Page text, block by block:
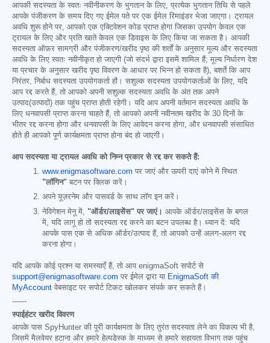
आपकी सदस्यता के स्वतः नवीनीकरण के भुगतान के लिए, प्रत्येक भुगतान तिथि से पहले
आपके पंजीकरण के समय दिए गए ईमेल पते पर एक ईमेल रिमाइंडर भेजा जाएगा। ट्रायल
अवधि शुरू होने पर, आपको एक एक्टिवेशन कोड प्राप्त होगा जिसका उपयोग केवल एक
ट्रायल के लिए और प्रति खाते केवल एक डिवाइस के लिए किया जा सकता है। आपकी
सदस्यता ऑफ़र सामग्री और पंजीकरण/खरीद पृष्ठ की शर्तों के अनुसार मूल्य और सदस्यता
अवधि के लिए स्वतः नवीनीकृत हो जाएगी (जो संदर्भ द्वारा इसमें शामिल हैं; मूल्य निर्धारण देश
या प्रचार के अनुसार खरीद पृष्ठ विवरण के आधार पर भिन्न हो सकता है), बशर्ते कि आप
निरंतर, निर्बाध सदस्यता उपयोगकर्ता हों। सशुल्क सदस्यता उपयोगकर्ताओं के लिए, यदि
आप रद्द करते हैं, तो आपको अपनी सशुल्क सदस्यता अवधि के अंत तक अपने
उत्पाद(उत्पादों) तक पहुंच प्राप्त होती रहेगी। यदि आप अपनी वर्तमान सदस्यता अवधि के
लिए धनवापसी प्राप्त करना चाहते हैं, तो आपको अपनी नवीनतम खरीद के 30 दिनों के
भीतर रद्द करना होगा और धनवापसी के लिए आवेदन करना होगा, और धनवापसी संसाधित
होते ही आपको पूर्ण कार्यक्षमता प्राप्त होना बंद हो जाएगी।
आप सदस्यता या ट्रायल अवधि को निम्न प्रकार से रद्द कर सकते हैं:
www.enigmasoftware.com पर जाएं और ऊपरी दाएं कोने में स्थित
"लॉगिन" बटन पर क्लिक करें।
अपने यूज़रनेम और पासवर्ड के साथ लॉग इन करें।
नेविगेशन मेनू में, "ऑर्डर/लाइसेंस" पर जाएं। आपके ऑर्डर/लाइसेंस के बगल
में, यदि लागू हो तो सदस्यता रद्द करने का बटन उपलब्ध है। ध्यान दें: यदि
आपके पास एक से अधिक ऑर्डर/उत्पाद हैं, तो आपको उन्हें अलग-अलग रद्द
करना होगा।
यदि आपके कोई प्रश्न या समस्याएँ हैं, तो आप enigmaSoft सपोर्ट से
support@enigmasoftware.com पर ईमेल द्वारा या EnigmaSoft की
MyAccount वेबसाइट पर सपोर्ट टिकट खोलकर संपर्क कर सकते हैं।
------
स्पाईहंटर खरीद विवरण
आपके पास SpyHunter की पूरी कार्यक्षमता के लिए तुरंत सदस्यता लेने का विकल्प भी है,
जिसमें मैलवेयर हटाना और हमारे हेल्पडेस्क के माध्यम से हमारे सहायता विभाग तक पहुंच